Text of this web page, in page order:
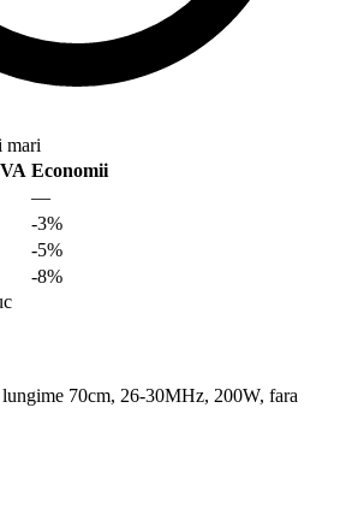
mari
Economii
—
-3%
-5%
-8%
70cm, 26-30MHz, 200W, fara